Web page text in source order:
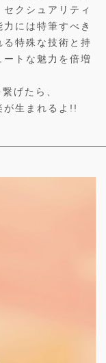
クシュアリティ
には特筆すべき
特殊な技術と持
トな魅力を倍増
げたら、
が生まれるよ!!